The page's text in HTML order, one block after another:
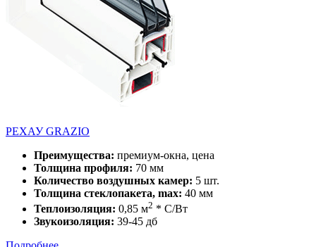
РЕХАУ GRAZIO
Преимущества: премиум-окна, цена
Толщина профиля: 70 мм
Количество воздушных камер: 5 шт.
Толщина стеклопакета, max: 40 мм
Теплоизоляция: 0,85 м2 * С/Вт
Звукоизоляция: 39-45 дб